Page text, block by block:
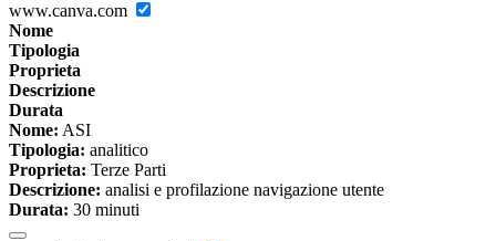
www.canva.com
Nome
Tipologia
Proprieta
Descrizione
Durata
Nome: ASI
Tipologia: analitico
Proprieta: Terze Parti
Descrizione: analisi e profilazione navigazione utente
Durata: 30 minuti